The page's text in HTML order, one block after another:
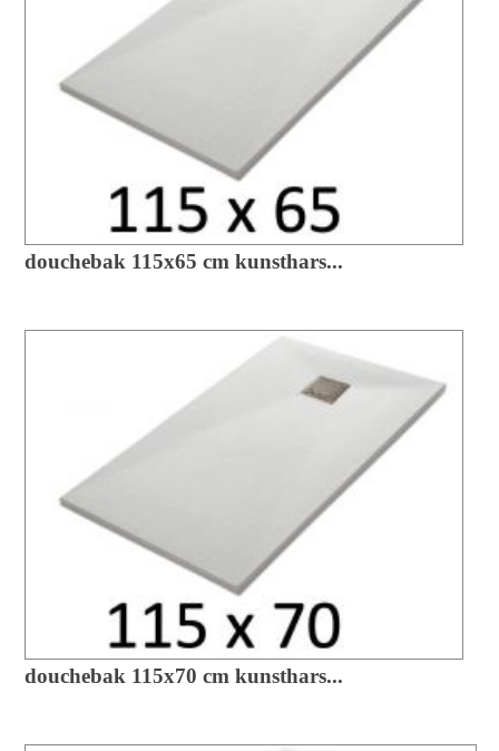
douchebak 115x65 cm kunsthars...
douchebak 115x70 cm kunsthars...